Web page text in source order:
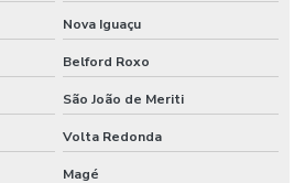
Nova Iguaçu
Belford Roxo
São João de Meriti
Volta Redonda
Magé